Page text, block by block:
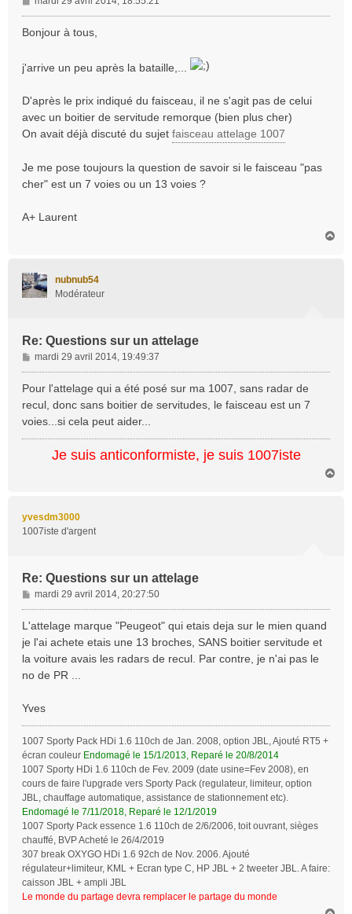
e
s
g
Bonjour à tous,
j'arrive un peu après la bataille,...
D'après le prix indiqué du faisceau, il ne s'agit pas de celui
avec un boitier de servitude remorque (bien plus cher)
On avait déjà discuté du sujet faisceau attelage 1007
Je me pose toujours la question de savoir si le faisceau "pas
cher" est un 7 voies ou un 13 voies ?
A+ Laurent
nubnub54
Modérateur
Re: Questions sur un attelage
M
e
s
g
e
mardi 29 avril 2014, 19:49:37
Pour l'attelage qui a été posé sur ma 1007, sans radar de
recul, donc sans boitier de servitudes, le faisceau est un 7
voies...si cela peut aider...
Je suis anticonformiste, je suis 1007iste
yvesdm3000
1007iste d'argent
Re: Questions sur un attelage
M
e
s
s
g
e
mardi 29 avril 2014, 20:27:50
L'attelage marque "Peugeot" qui etais deja sur le mien quand
je l'ai achete etais une 13 broches, SANS boitier servitude et
la voiture avais les radars de recul. Par contre, je n'ai pas le
no de PR ...
Yves
1007 Sporty Pack HDi 1.6 110ch de Jan. 2008, option JBL, Ajouté RT5 +
écran couleur Endomagé le 15/1/2013, Reparé le 20/8/2014
1007 Sporty HDi 1.6 110ch de Fev. 2009 (date usine=Fev 2008), en
cours de faire l'upgrade vers Sporty Pack (regulateur, limiteur, option
JBL, chauffage automatique, assistance de stationnement etc).
Endomagé le 7/11/2018, Reparé le 12/1/2019
1007 Sporty Pack essence 1.6 110ch de 2/6/2006, toit ouvrant, sièges
chauffé, BVP Acheté le 26/4/2019
307 break OXYGO HDi 1.6 92ch de Nov. 2006. Ajouté
régulateur+limiteur, KML + Ecran type C, HP JBL + 2 tweeter JBL. A faire:
caisson JBL + ampli JBL
Le monde du partage devra remplacer le partage du monde